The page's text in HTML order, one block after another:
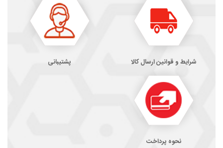
شرایط و قوانین ارسال کالا پشتیبانی
نحوه پرداخت